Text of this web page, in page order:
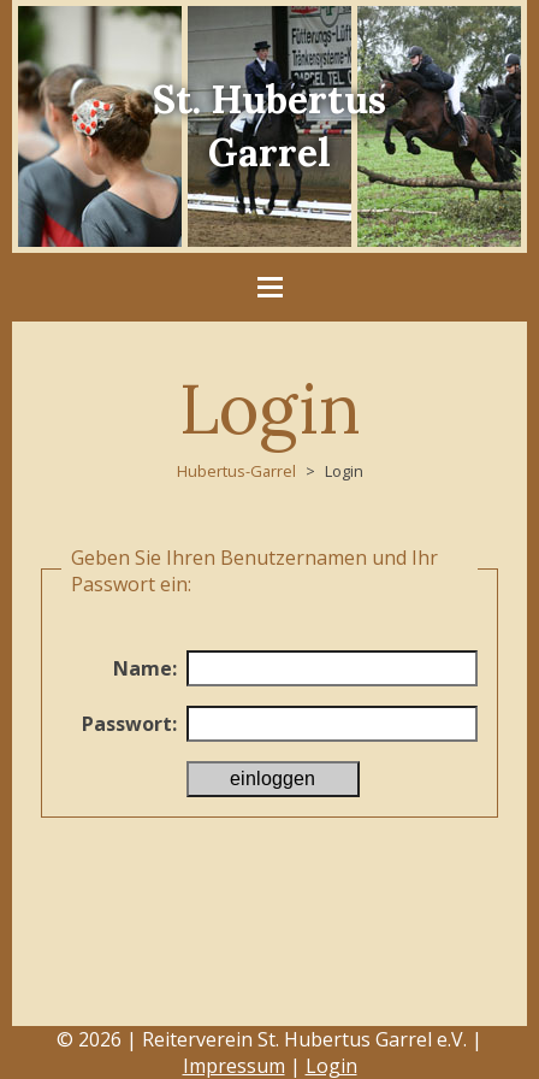
St. Hubertus
Garrel
Login
Hubertus-Garrel Login
Geben Sie Ihren Benutzernamen und Ihr
Passwort ein:
Name:
Passwort:
© 2026 | Reiterverein St. Hubertus Garrel e.V. |
Impressum | Login